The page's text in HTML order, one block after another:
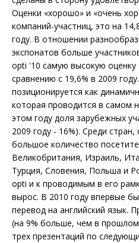
Оценки «хорошо» и «очень
компаний-участниц, это на
году. В отношении
экспонатов больше
opti '10 самую высокую
сравнению с 19,6% в 2009
позиционируется как
которая проводится в самом
этом году доля зарубежных
2009 году - 16%). Среди
большое количество
Великобритания, Израиль,
Турция, Словения, Польша и
opti и к проводимым в его
вырос. В 2010 году впервые
перевод на английский язык.
(на 9% больше, чем в прошлом
трех презентаций по